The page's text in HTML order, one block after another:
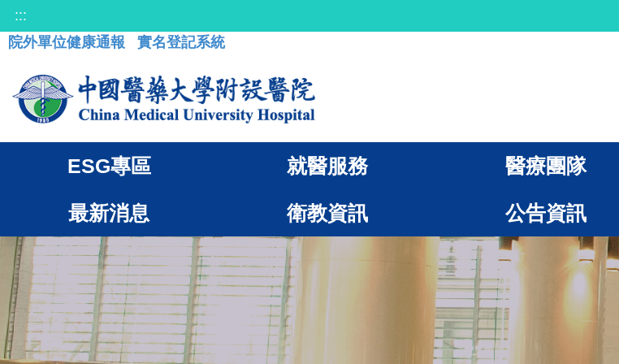
:::
院外單位健康通報
實名登記系統
ESG專區 就醫服務 醫療團隊
最新消息 衛教資訊 公告資訊